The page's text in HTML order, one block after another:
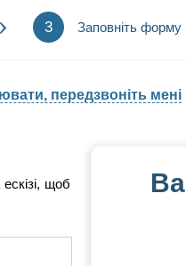
3 Заповніть форму
передзвоніть мені
щоб